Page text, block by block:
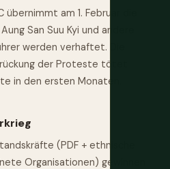
übernimmt am 1. Februar die
San Suu Kyi und andere
werden verhaftet. Die
der Proteste tötet
in den ersten Monaten.
(PDF + ethnische
Organisationen) gewinnen